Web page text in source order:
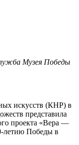
Музея Победы
искусств (КНР) в
представила
проекта «Вера —
летию Победы в